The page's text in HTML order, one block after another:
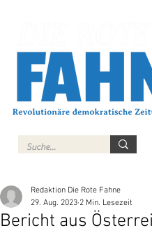
Bericht aus
Redaktion Die Rote Fahne
29. Aug. 2023 2 Min. Lesezeit